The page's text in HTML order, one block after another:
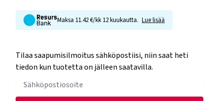
Maksa 11.42 €/kk 12 kuukautta. Lue lisää
Tilaa saapumisilmoitus sähköpostiisi, niin saat heti
tiedon kun tuotetta on jälleen saatavilla.